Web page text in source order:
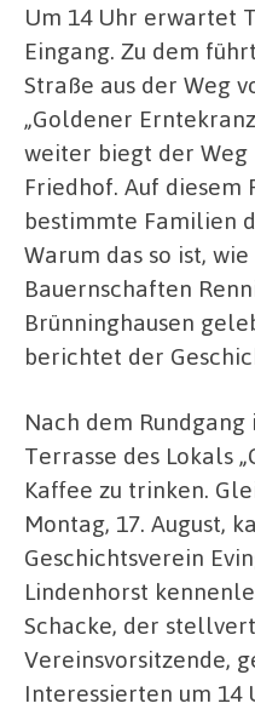
Um 14 Uhr erwartet
Eingang. Zu dem
Straße aus der Weg
„Goldener
weiter biegt der
Friedhof. Auf diesem
bestimmte Familien
Warum das so ist,
Bauernschaften
Brünninghausen
berichtet der
Nach dem
Terrasse des Lokals
Kaffee zu trinken.
Montag, 17. August,
Geschichtsverein
Lindenhorst
Schacke, der
Vereinsvorsitzende,
Interessierten um 14